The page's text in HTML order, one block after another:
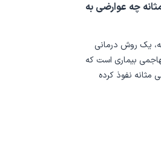
تأثیر قرار می‌دهند و می‌توانند باعث درد،
چه عوارضی به
یک روش درمانی
بیماری است که
مثانه نفوذ کرده